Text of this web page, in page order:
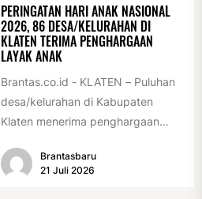
PERINGATAN HARI ANAK NASIONAL
2026, 86 DESA/KELURAHAN DI
KLATEN TERIMA PENGHARGAAN
LAYAK ANAK
Brantas.co.id - KLATEN – Puluhan
desa/kelurahan di Kabupaten
Klaten menerima penghargaan
2026. Penghargaan tersebut
Brantasbaru
21 Juli 2026